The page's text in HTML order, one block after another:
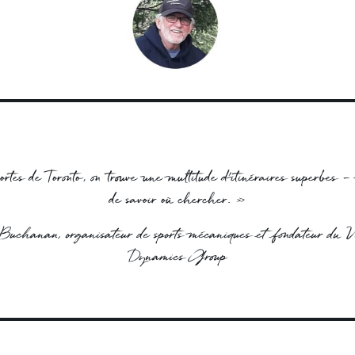
de Toronto, on trouve une multitude d’itinéraires
de savoir où chercher. »
organisateur de sports mécaniques et fondateur du
Dynamics Group